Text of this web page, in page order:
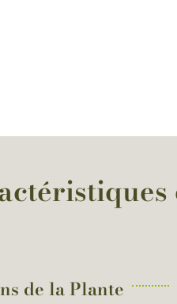
de la Plante​